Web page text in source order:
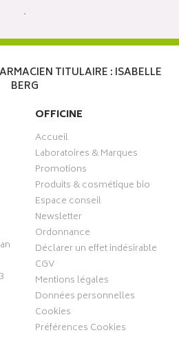
TITULAIRE : ISABELLE
BERG
OFFICINE
Accueil
Laboratoires & Marques
Promotions
Produits & cosmétique bio
Espace conseil
Newsletter
Ordonnance
Déclarer un effet indésirable
CGV
Mentions légales
Données personnelles
Cookies
Préférences Cookies